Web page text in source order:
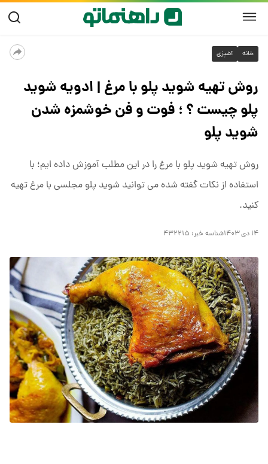
خانه آشپزی
روش تهیه شوید پلو با مرغ | ادویه شوید
پلو چیست ؟ ؛ فوت و فن خوشمزه شدن
شوید پلو
روش تهیه شوید پلو با مرغ را در این مطلب آموزش داده ایم؛ با
استفاده از نکات گفته شده می توانید شوید پلو مجلسی با مرغ تهیه
کنید.
۱۴ دی ۱۴۰۳ شناسه خبر: ۴۳۲۲۱۵